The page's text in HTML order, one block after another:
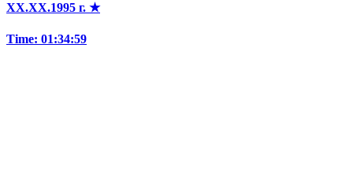
XX.XX.1995 г. ★
Time: 01:34:59